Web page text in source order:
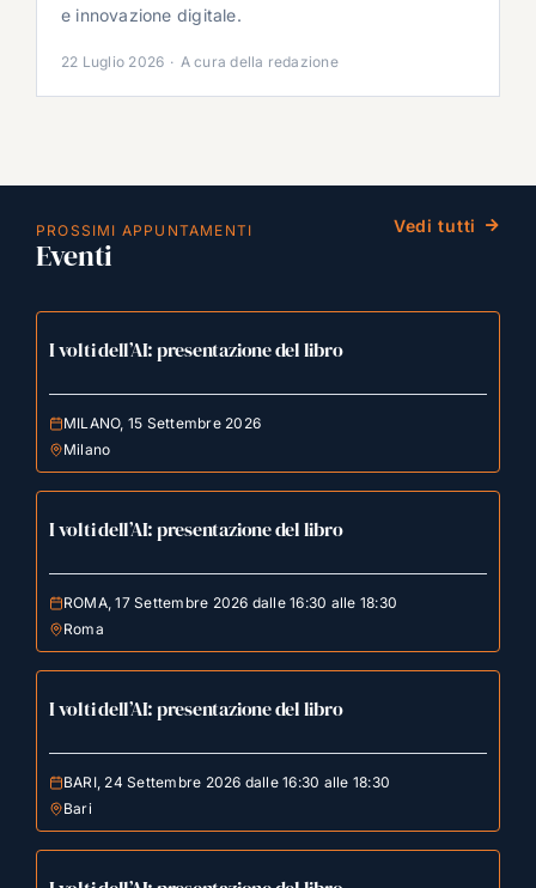
e innovazione digitale.
22 Luglio 2026 · A cura della redazione
PROSSIMI APPUNTAMENTI
Eventi
Vedi tutti
I volti dell’AI: presentazione del libro
MILANO, 15 Settembre 2026
Milano
I volti dell’AI: presentazione del libro
ROMA, 17 Settembre 2026 dalle 16:30 alle 18:30
Roma
I volti dell’AI: presentazione del libro
BARI, 24 Settembre 2026 dalle 16:30 alle 18:30
Bari